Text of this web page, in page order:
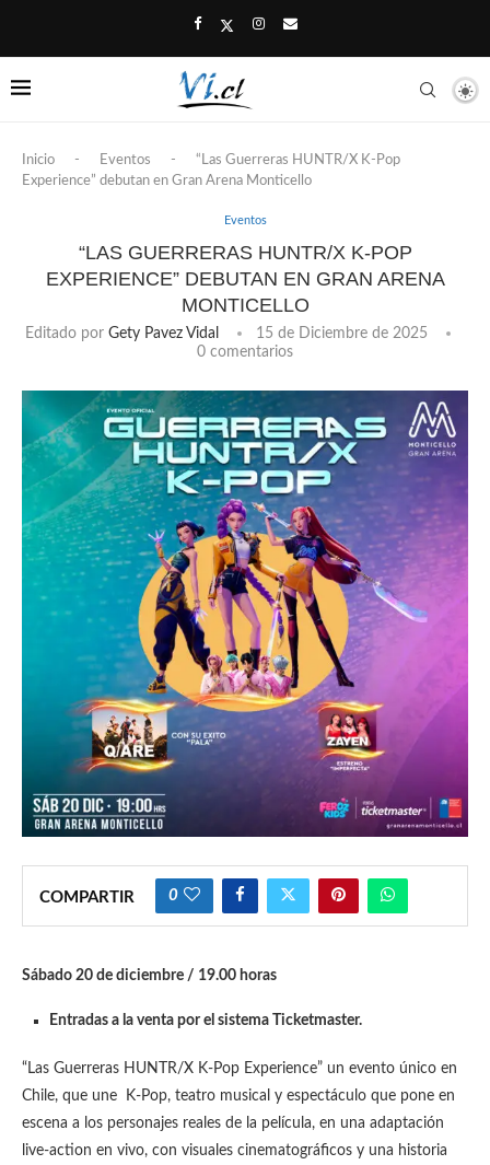
Inicio - Eventos -
“Las Guerreras HUNTR/X K-Pop
Experience” debutan en Gran Arena Monticello
Eventos
“LAS GUERRERAS HUNTR/X K-POP
EXPERIENCE” DEBUTAN EN GRAN ARENA
MONTICELLO
Editado por Gety Pavez Vidal
15 de Diciembre de 2025
0 comentarios
COMPARTIR 0
Sábado 20 de diciembre / 19.00 horas
Entradas a la venta por el sistema Ticketmaster.
“Las Guerreras HUNTR/X K-Pop Experience” un evento único en
Chile, que une K-Pop, teatro musical y espectáculo que pone en
escena a los personajes reales de la película, en una adaptación
live-action en vivo, con visuales cinematográficos y una historia